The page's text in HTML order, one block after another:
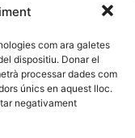
com ara galetes
dispositiu. Donar el
processar dades com
únics en aquest lloc.
negativament
trimestral